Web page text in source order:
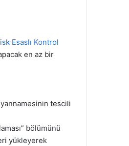
Esaslı Kontrol
en az bir
tescili
bölümünü
yükleyerek